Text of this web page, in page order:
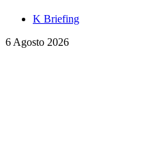
K Briefing
6 Agosto 2026